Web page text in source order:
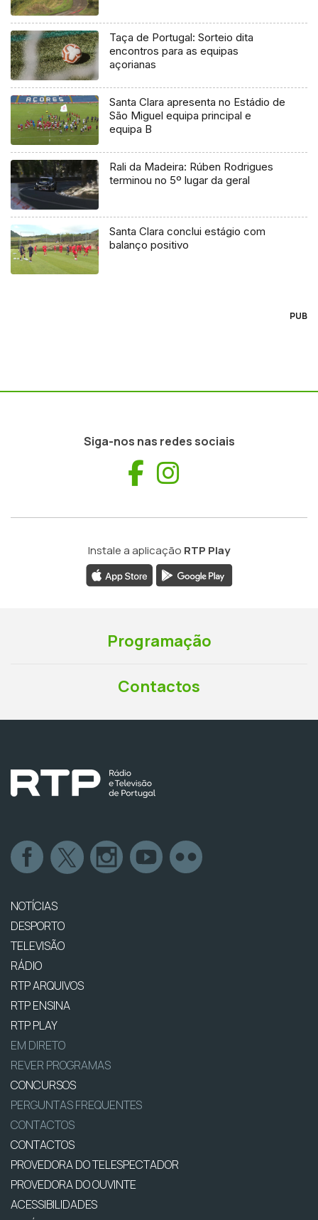
Taça de Portugal: Sorteio dita
encontros para as equipas
açorianas
Santa Clara apresenta no Estádio de
São Miguel equipa principal e
equipa B
Rali da Madeira: Rúben Rodrigues
terminou no 5º lugar da geral
Santa Clara conclui estágio com
balanço positivo
PUB
Siga-nos nas redes sociais
Facebook
Instale a aplicação RTP Play
Programação
Contactos
NOTÍCIAS
DESPORTO
TELEVISÃO
RÁDIO
RTP ARQUIVOS
RTP ENSINA
RTP PLAY
EM DIRETO
REVER PROGRAMAS
CONCURSOS
PERGUNTAS FREQUENTES
CONTACTOS
CONTACTOS
PROVEDORA DO TELESPECTADOR
PROVEDORA DO OUVINTE
ACESSIBILIDADES